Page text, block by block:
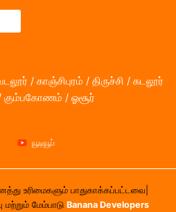
/ காஞ்சிபுரம் / திருச்சி / கடலூர்
கும்பகோணம் / ஓசூர்
யூடியூப்
உரிமைகளும் பாதுகாக்கப்பட்டவை|
மற்றும் மேம்பாடு Banana Developers